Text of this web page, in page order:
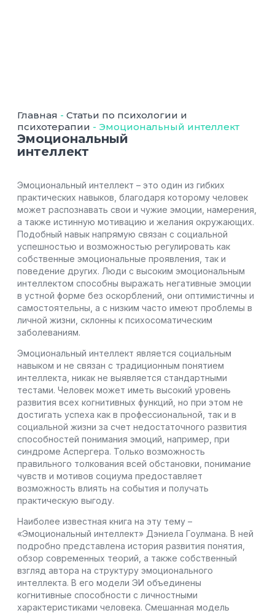
Главная - Статьи по психологии и
психотерапии - Эмоциональный интеллект
Эмоциональный
интеллект
Эмоциональный интеллект – это один из гибких
практических навыков, благодаря которому человек
может распознавать свои и чужие эмоции, намерения,
а также истинную мотивацию и желания окружающих.
Подобный навык напрямую связан с социальной
успешностью и возможностью регулировать как
собственные эмоциональные проявления, так и
поведение других. Люди с высоким эмоциональным
интеллектом способны выражать негативные эмоции
в устной форме без оскорблений, они оптимистичны и
самостоятельны, а с низким часто имеют проблемы в
личной жизни, склонны к психосоматическим
заболеваниям.
Эмоциональный интеллект является социальным
навыком и не связан с традиционным понятием
интеллекта, никак не выявляется стандартными
тестами. Человек может иметь высокий уровень
развития всех когнитивных функций, но при этом не
достигать успеха как в профессиональной, так и в
социальной жизни за счет недостаточного развития
способностей понимания эмоций, например, при
синдроме Аспергера. Только возможность
правильного толкования всей обстановки, понимание
чувств и мотивов социума предоставляет
возможность влиять на события и получать
практическую выгоду.
Наиболее известная книга на эту тему –
«Эмоциональный интеллект» Дэниела Гоулмана. В ней
подробно представлена история развития понятия,
обзор современных теорий, а также собственный
взгляд автора на структуру эмоционального
интеллекта. В его модели ЭИ объединены
когнитивные способности с личностными
характеристиками человека. Смешанная модель